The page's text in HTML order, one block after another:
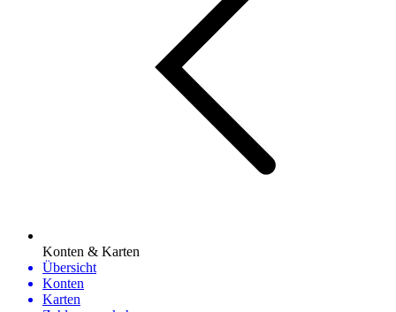
Konten & Karten
Übersicht
Konten
Karten